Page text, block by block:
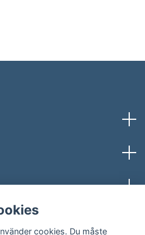
cookies. Du måste